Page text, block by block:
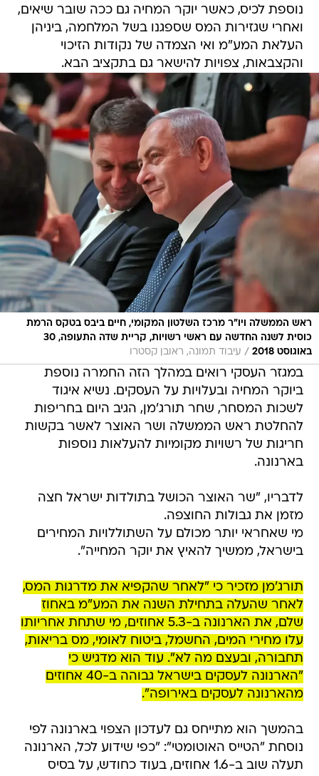
נוספת לכיס, כאשר יוקר המחיה גם ככה שובר שיאים,
ואחרי שגזירות המס שספגנו בשל המלחמה, ביניהן
העלאת המע"מ ואי הצמדה של נקודות הזיכוי
והקצבאות, צפויות להישאר גם בתקציב הבא.
ראש הממשלה ויו"ר מרכז השלטון המקומי, חיים ביבס בטקס הרמת
כוסית לשנה החדשה עם ראשי רשויות, קריית שדה התעופה, 30
באוגוסט 2018
/ עיבוד תמונה, ראובן קסטרו
במגזר העסקי רואים במהלך הזה החמרה נוספת
ביוקר המחיה ובעלויות על העסקים. נשיא איגוד
לשכות המסחר, שחר תורג'מן, הגיב היום בחריפות
להחלטת ראש הממשלה ושר האוצר לאשר בקשות
חריגות של רשויות מקומיות להעלאות נוספות
בארנונה.
לדבריו, "שר האוצר הכושל בתולדות ישראל חצה
מזמן את גבולות החוצפה.
מי שאחראי יותר מכולם על השתוללויות המחירים
בישראל, ממשיך להאיץ את יוקר המחייה".
תורג'מן מזכיר כי "לאחר שהקפיא את מדרגות המס,
לאחר שהעלה בתחילת השנה את המע"מ באחוז
שלם, את הארנונה ב-5.3 אחוזים, מי שתחת אחריותו
עלו מחירי המים, החשמל, ביטוח לאומי, מס בריאות,
תחבורה, ובעצם מה לא". עוד הוא מדגיש כי
"הארנונה לעסקים בישראל גבוהה ב-40 אחוזים
מהארנונה לעסקים באירופה".
בהמשך הוא מתייחס גם לעדכון הצפוי בארנונה לפי
נוסחת "הטייס האוטומטי": "כפי שידוע לכל, הארנונה
תעלה שוב ב-1.6 אחוזים, בעוד כחודש, על בסיס